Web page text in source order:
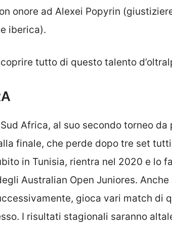
onore ad Alexei Popyrin
iberica).
tutto di questo talento
Africa, al suo secondo torneo
finale, che perde dopo tre set
in Tunisia, rientra nel 2020 e lo
Australian Open Juniores.
gioca vari match di
I risultati stagionali saranno